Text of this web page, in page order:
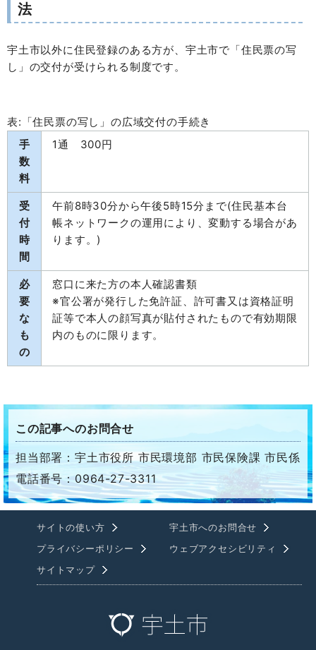
法
宇土市以外に住民登録のある方が、宇土市で「住民票の写
し」の交付が受けられる制度です。
表:「住民票の写し」の広域交付の手続き
手
数
料
1通 300円
受
付
時
間
午前8時30分から午後5時15分まで(住民基本台
帳ネットワークの運用により、変動する場合があ
ります。)
必
要
な
も
の
窓口に来た方の本人確認書類
※官公署が発行した免許証、許可書又は資格証明
証等で本人の顔写真が貼付されたもので有効期限
内のものに限ります。
この記事へのお問合せ
担当部署：宇土市役所 市民環境部 市民保険課 市民係
電話番号：0964-27-3311
サイトの使い方
宇土市へのお問合せ
プライバシーポリシー
ウェブアクセシビリティ
サイトマップ